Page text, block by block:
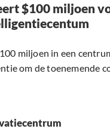
$100 miljoen
miljoen in een
om de toenemende